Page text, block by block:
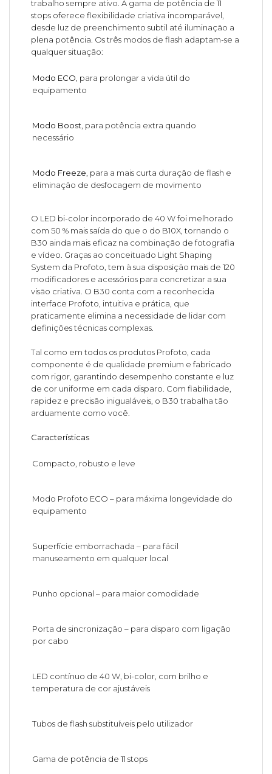
trabalho sempre ativo. A gama de potência de 11
stops oferece flexibilidade criativa incomparável,
desde luz de preenchimento subtil até iluminação a
plena potência. Os três modos de flash adaptam-se a
qualquer situação:
Modo ECO , para prolongar a vida útil do
equipamento
Modo Boost , para potência extra quando
necessário
Modo Freeze , para a mais curta duração de flash e
eliminação de desfocagem de movimento
O LED bi-color incorporado de 40 W foi melhorado
com 50 % mais saída do que o do B10X, tornando o
B30 ainda mais eficaz na combinação de fotografia
e vídeo. Graças ao conceituado Light Shaping
System da Profoto, tem à sua disposição mais de 120
modificadores e acessórios para concretizar a sua
visão criativa. O B30 conta com a reconhecida
interface Profoto, intuitiva e prática, que
praticamente elimina a necessidade de lidar com
definições técnicas complexas.
Tal como em todos os produtos Profoto, cada
componente é de qualidade premium e fabricado
com rigor, garantindo desempenho constante e luz
de cor uniforme em cada disparo. Com fiabilidade,
rapidez e precisão inigualáveis, o B30 trabalha tão
arduamente como você.
Características
Compacto, robusto e leve
Modo Profoto ECO – para máxima longevidade do
equipamento
Superfície emborrachada – para fácil
manuseamento em qualquer local
Punho opcional – para maior comodidade
Porta de sincronização – para disparo com ligação
por cabo
LED contínuo de 40 W, bi-color, com brilho e
temperatura de cor ajustáveis
Tubos de flash substituíveis pelo utilizador
Gama de potência de 11 stops